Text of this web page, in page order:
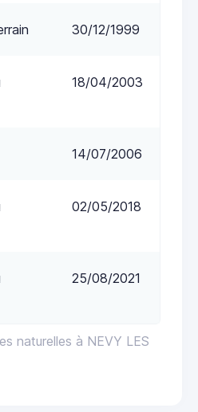
naturelles à NEVY LES
30/12/1999
18/04/2003
14/07/2006
02/05/2018
25/08/2021